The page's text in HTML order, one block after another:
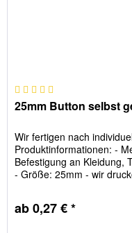
25mm Button selbst
Wir fertigen nach
Produktinformationen: -
Befestigung an Kleidung,
- Größe: 25mm - wir
Wir erhalten...
ab 0,27 € *